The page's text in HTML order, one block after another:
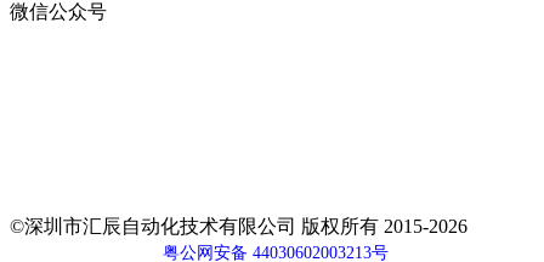
微信公众号
©深圳市汇辰自动化技术有限公司 版权所有 2015-2026
粤公网安备 44030602003213号